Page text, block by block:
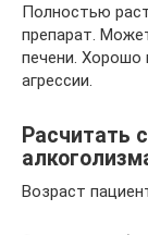
Полностью
препарат.
печени. Хорошо
агрессии.
Расчитать
Возраст